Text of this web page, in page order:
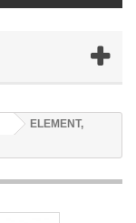
ELEMENT,